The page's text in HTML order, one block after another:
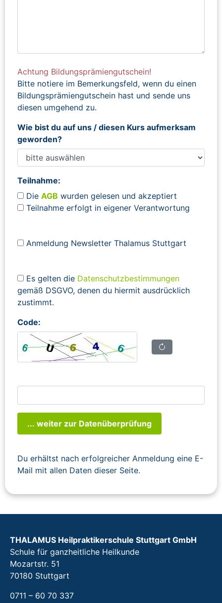
Achtung Bildungsprämiengutschein!
Bitte notiere im Bemerkungsfeld, wenn du einen
Bildungsprämiengutschein hast und sende uns
diesen umgehend zu.
Wie bist du auf uns / diesen Kurs aufmerksam
geworden?
Teilnahme:
Die AGB wurden gelesen und akzeptiert
Teilnahme erfolgt in eigener Verantwortung
Anmeldung Newsletter Thalamus Stuttgart
Es gelten die Datenschutzbestimmungen
gemäß DSGVO, denen du hiermit ausdrücklich
zustimmt.
Code:
... weiter zur Datenüberprüfung
Du erhältst nach erfolgreicher Anmeldung eine E-
Mail mit allen Daten dieser Seite.
THALAMUS Heilpraktikerschule Stuttgart GmbH
Schule für ganzheitliche Heilkunde
Mozartstr. 51
70180 Stuttgart
0711 – 60 70 337